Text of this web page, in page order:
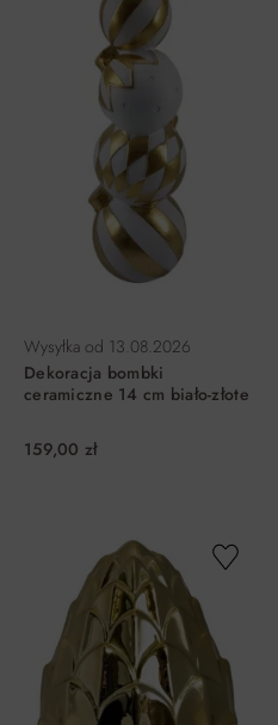
Wysyłka od 13.08.2026
Dekoracja bombki
ceramiczne 14 cm biało-złote
159,00 zł